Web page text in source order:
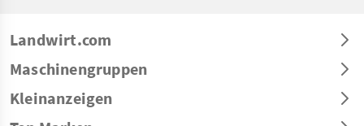
Landwirt.com
Maschinengruppen
Kleinanzeigen